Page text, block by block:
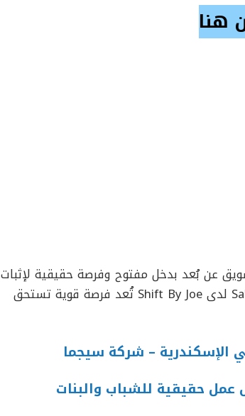
هنا
عن بُعد بدخل مفتوح وفرصة حقيقية لإثبات
قدراتك البيعية، فإن وظيفة Sales & Marketing Executive لدى Shift By Joe تُعد فرصة قوية تستحق